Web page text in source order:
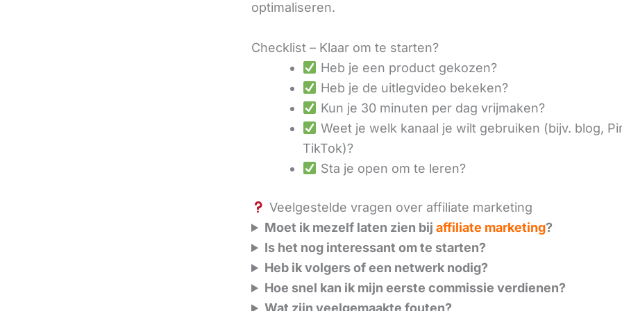
optimaliseren.
Checklist – Klaar om te starten?
Heb je een product gekozen?
Heb je de uitlegvideo bekeken?
Kun je 30 minuten per dag vrijmaken?
Weet je welk kanaal je wilt gebruiken (bijv. blog,
TikTok)?
Sta je open om te leren?
Veelgestelde vragen over affiliate marketing
Moet ik mezelf laten zien bijaffiliate marketing?
Is het nog interessant om te starten?
Heb ik volgers of een netwerk nodig?
Hoe snel kan ik mijn eerste commissie verdienen?
Wat zijn veelgemaakte fouten?